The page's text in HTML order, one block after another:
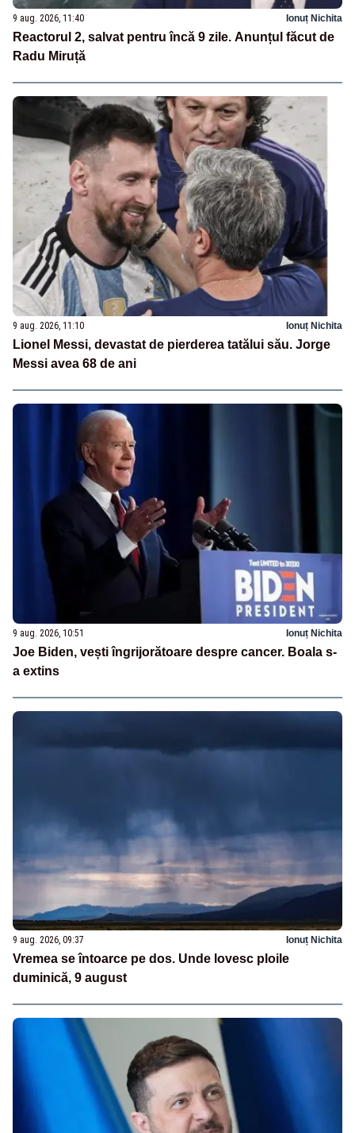
9 aug. 2026, 11:40 Ionuț Nichita
Reactorul 2, salvat pentru încă 9 zile. Anunțul făcut de
Radu Miruță
9 aug. 2026, 11:10 Ionuț Nichita
Lionel Messi, devastat de pierderea tatălui său. Jorge
Messi avea 68 de ani
9 aug. 2026, 10:51 Ionuț Nichita
Joe Biden, vești îngrijorătoare despre cancer. Boala s-
a extins
9 aug. 2026, 09:37 Ionuț Nichita
Vremea se întoarce pe dos. Unde lovesc ploile
duminică, 9 august